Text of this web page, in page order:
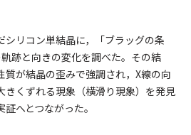
リコン単結晶に，「ブラッグの条
跡と向きの変化を調べた。その結
が結晶の歪みで強調され，X線の向
きくずれる現象（横滑り現象）を発見
へとつながった。